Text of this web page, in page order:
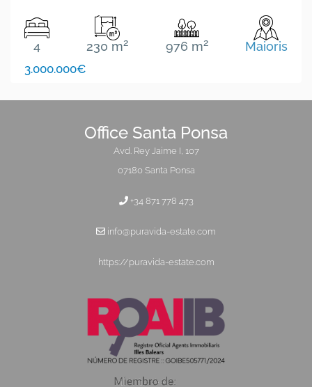
4 230 m2 976 m2 Maioris
3.000.000€
Office Santa Ponsa
Avd. Rey Jaime I, 107
07180 Santa Ponsa
+34 871 778 473
info@puravida-estate.com
https://puravida-estate.com